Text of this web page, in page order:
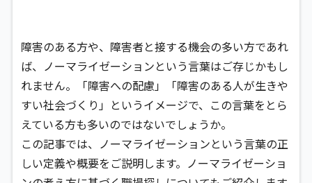
障害のある方や、障害者と接する機会の多い方であれ
ば、ノーマライゼーションという言葉はご存じかもし
れません。「障害への配慮」「障害のある人が生きや
すい社会づくり」というイメージで、この言葉をとら
えている方も多いのではないでしょうか。
この記事では、ノーマライゼーションという言葉の正
しい定義や概要をご説明します。ノーマライゼーショ